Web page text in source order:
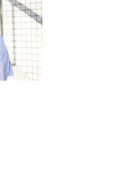
口腔保健センター
熊本歯科衛生士専門学院
プライバシーポリシー